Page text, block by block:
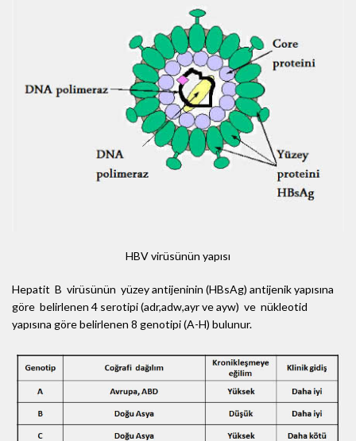
HBV virüsünün yapısı
Hepatit B virüsünün yüzey antijeninin (HBsAg) antijenik yapısına
göre belirlenen 4 serotipi (adr,adw,ayr ve ayw) ve nükleotid
yapısına göre belirlenen 8 genotipi (A-H) bulunur.